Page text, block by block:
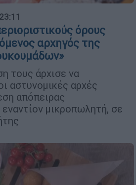
όρους
αρχηγός της
τους άρχισε να
αστυνομικές αρχές
απόπειρας
μικροπωλητή, σε